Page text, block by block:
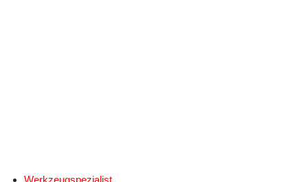
Werkzeugspezialist